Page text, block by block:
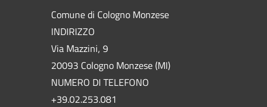
Comune di Cologno Monzese
INDIRIZZO
Via Mazzini, 9
20093 Cologno Monzese (MI)
NUMERO DI TELEFONO
+39.02.253.081